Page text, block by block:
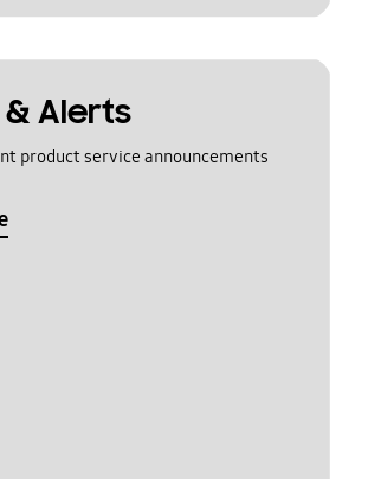
Alerts
product service announcements